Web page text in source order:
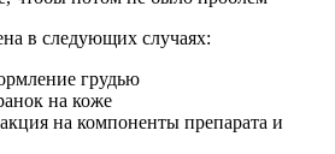
в следующих случаях:
грудью
на коже
на компоненты препарата и